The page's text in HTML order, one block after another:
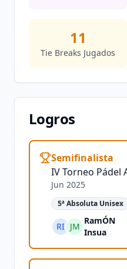
11
Tie Breaks Jugados
Logros
Semifinalista
IV Torneo Pádel
Jun 2025
5ª Absoluta Unisex
RI JM
RamÓN
Insua